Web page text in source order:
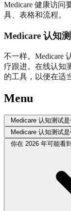
Medicare 健康访问
具、表格和流程。
Medicare 认知
不一样。Medicare
疗跟进。在线认知
的工具，以便在适
Menu
Medicare 认知测试
Medicare 认知测试
你在 2026 年可能看